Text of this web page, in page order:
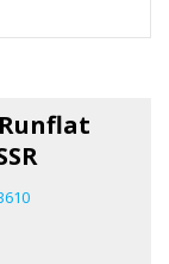
Runflat